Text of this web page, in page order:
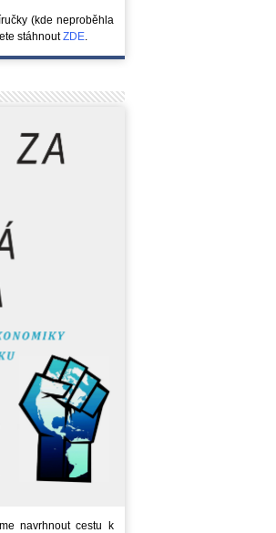
(kde neproběhla
stáhnoutZDE.
navrhnout cestu k